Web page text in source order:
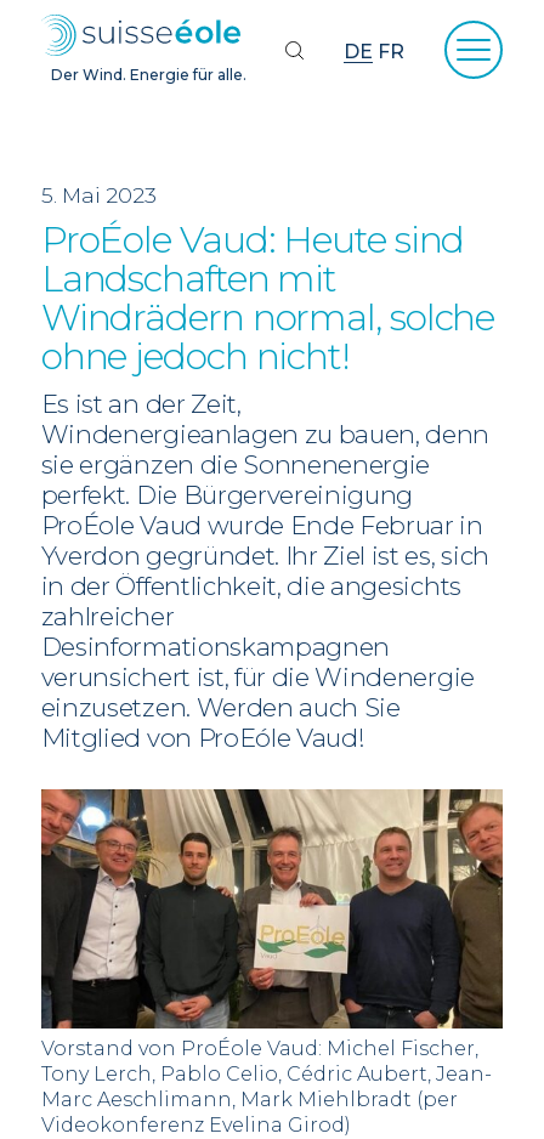
Der Wind. Energie für alle.
DE FR
5. Mai 2023
ProÉole Vaud: Heute sind
Landschaften mit
Windrädern normal, solche
ohne jedoch nicht!
Es ist an der Zeit,
Windenergieanlagen zu bauen, denn
sie ergänzen die Sonnenenergie
perfekt. Die Bürgervereinigung
ProÉole Vaud wurde Ende Februar in
Yverdon gegründet. Ihr Ziel ist es, sich
in der Öffentlichkeit, die angesichts
zahlreicher
Desinformationskampagnen
verunsichert ist, für die Windenergie
einzusetzen. Werden auch Sie
Mitglied von ProEóle Vaud!
Vorstand von ProÉole Vaud: Michel Fischer,
Tony Lerch, Pablo Celio, Cédric Aubert, Jean-
Marc Aeschlimann, Mark Miehlbradt (per
Videokonferenz Evelina Girod)